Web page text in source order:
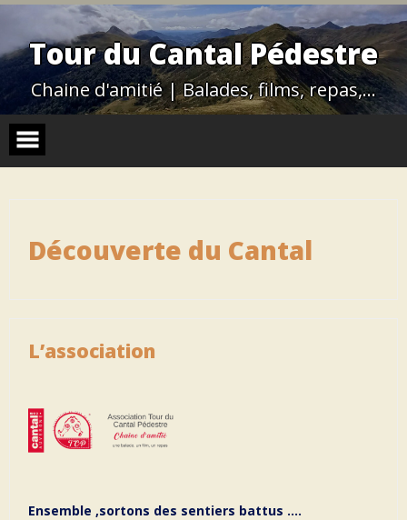
Skip
contentTour du Cantal Pédestre
Chaine d'amitié | Balades, films, repas,…
Découverte du Cantal
L’association
Ensemble ,sortons des sentiers battus ….